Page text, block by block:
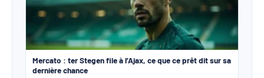
Mercato : ter Stegen file à l’Ajax, ce que ce prêt dit sur sa
dernière chance